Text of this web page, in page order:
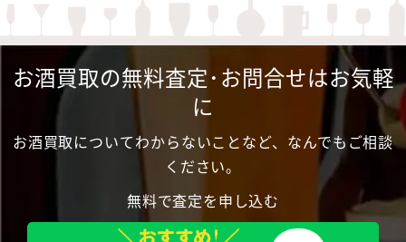
お酒買取の無料査定･お問合せはお気軽
に
お酒買取についてわからないことなど、なんでもご相談
ください。
無料で査定を申し込む